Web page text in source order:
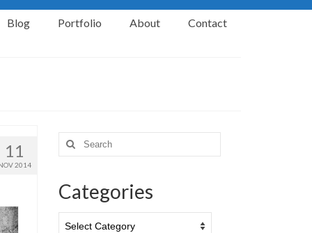
Blog Portfolio About Contact
11
2014
Search
for:
Categories